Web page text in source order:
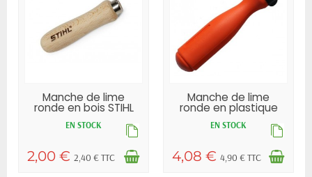
Manche de lime
ronde en bois STIHL
EN STOCK
2,00 € 2,40 € TTC
Manche de lime
ronde en plastique
STIHL
EN STOCK
4,08 € 4,90 € TTC